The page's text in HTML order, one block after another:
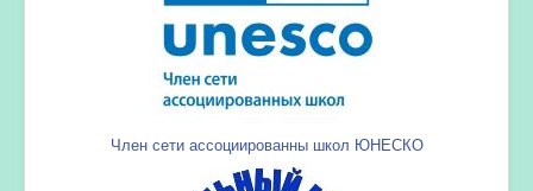
Член сети ассоциированны школ ЮНЕСКО